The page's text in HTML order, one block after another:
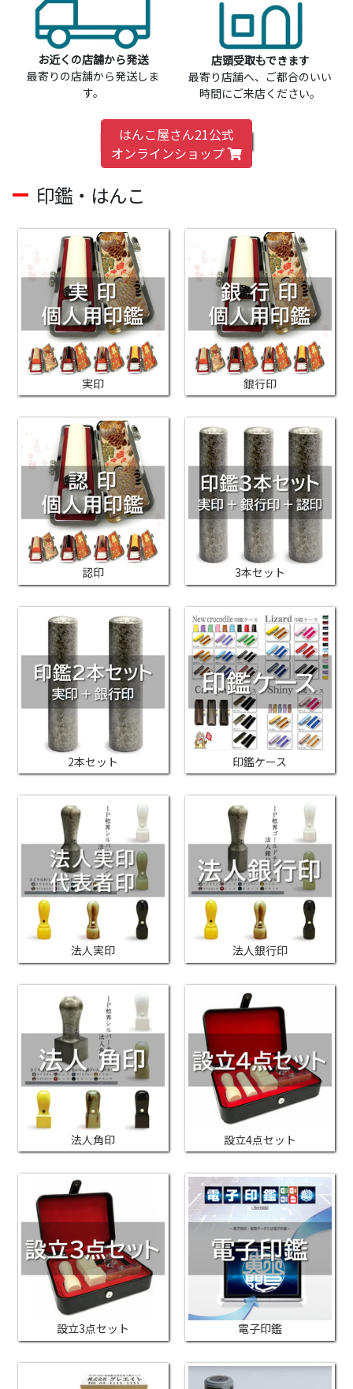
お近くの店舗から発送
最寄りの店舗から発送しま
す。
店頭受取もできます
最寄り店舗へ、ご都合のいい
時間にご来店ください。
はんこ屋さん21公式
オンラインショップ
印鑑・はんこ
実印 銀行印
認印 3本セット
2本セット 印鑑ケース
法人実印 法人銀行印
法人角印 設立4点セット
設立3点セット 電子印鑑